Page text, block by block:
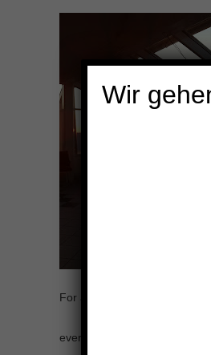
For all our international guests,
every last sunday of the
Wir